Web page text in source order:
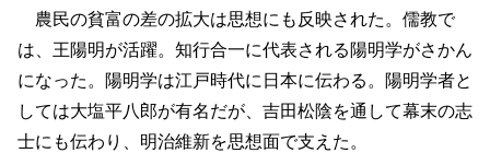
農民の貧富の差の拡大は思想にも反映された。儒教で
は、王陽明が活躍。知行合一に代表される陽明学がさかん
になった。陽明学は江戸時代に日本に伝わる。陽明学者と
しては大塩平八郎が有名だが、吉田松陰を通して幕末の志
士にも伝わり、明治維新を思想面で支えた。